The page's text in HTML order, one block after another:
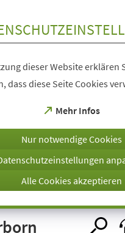
dieser Website erklären
dass diese Seite Cookies
Mehr Infos
(Öffnet
einem
Tab)
Nur notwendige Cookies
Alle Cookies akzeptieren